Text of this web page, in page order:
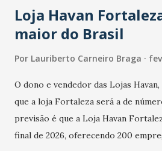
Loja Havan
maior do Brasil
Por Lauriberto Carneiro Braga
O dono e vendedor das Lojas
que a loja Fortaleza será a de
previsão é que a Loja Havan
final de 2026, oferecendo 200